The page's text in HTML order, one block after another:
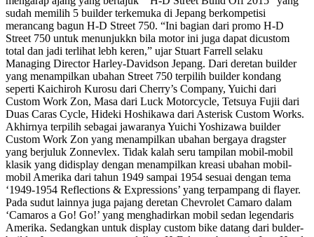
sudah memilih 5 builder terkemuka di Jepang berkompetisi
merancang bagun H-D Street 750. “Ini bagian dari promo H-D
Street 750 untuk menunjukkn bila motor ini juga dapat dicustom
total dan jadi terlihat lebh keren,” ujar Stuart Farrell selaku
Managing Director Harley-Davidson Jepang. Dari deretan builder
yang menampilkan ubahan Street 750 terpilih builder kondang
seperti Kaichiroh Kurosu dari Cherry’s Company, Yuichi dari
Custom Work Zon, Masa dari Luck Motorcycle, Tetsuya Fujii dari
Duas Caras Cycle, Hideki Hoshikawa dari Asterisk Custom Works.
Akhirnya terpilih sebagai jawaranya Yuichi Yoshizawa builder
Custom Work Zon yang menampilkan ubahan bergaya dragster
yang berjuluk Zonnevlex. Tidak kalah seru tampilan mobil-mobil
klasik yang didisplay dengan menampilkan kreasi ubahan mobil-
mobil Amerika dari tahun 1949 sampai 1954 sesuai dengan tema
‘1949-1954 Reflections & Expressions’ yang terpampang di flayer.
Pada sudut lainnya juga pajang deretan Chevrolet Camaro dalam
‘Camaros a Go! Go!’ yang menghadirkan mobil sedan legendaris
Amerika. Sedangkan untuk display custom bike datang dari bulder-